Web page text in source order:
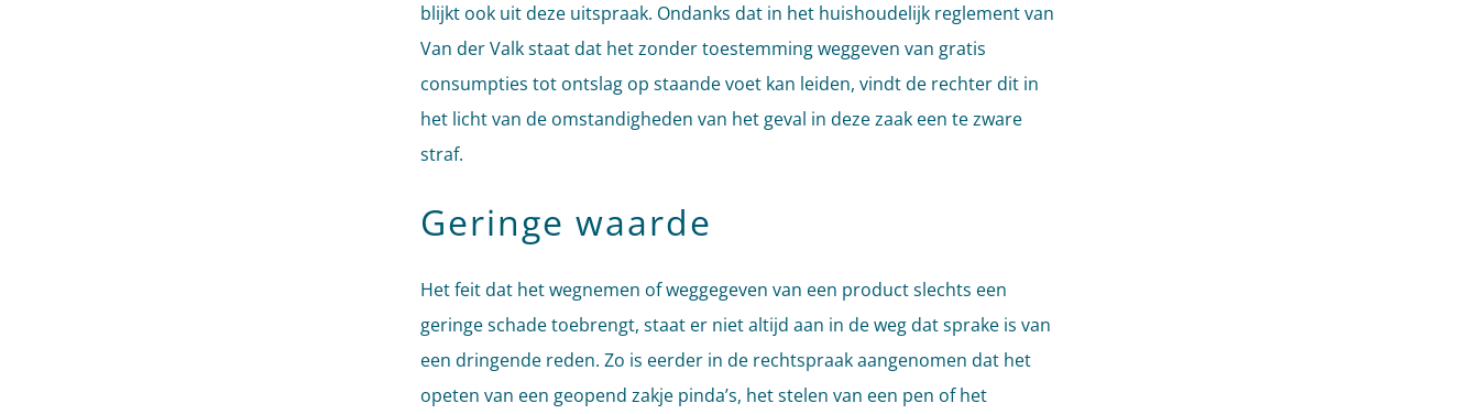
blijkt ook uit deze uitspraak. Ondanks dat in het huishoudelijk reglement van
Van der Valk staat dat het zonder toestemming weggeven van gratis
consumpties tot ontslag op staande voet kan leiden, vindt de rechter dit in
het licht van de omstandigheden van het geval in deze zaak een te zware
straf.
Geringe waarde
Het feit dat het wegnemen of weggegeven van een product slechts een
geringe schade toebrengt, staat er niet altijd aan in de weg dat sprake is van
een dringende reden. Zo is eerder in de rechtspraak aangenomen dat het
opeten van een geopend zakje pinda’s, het stelen van een pen of het